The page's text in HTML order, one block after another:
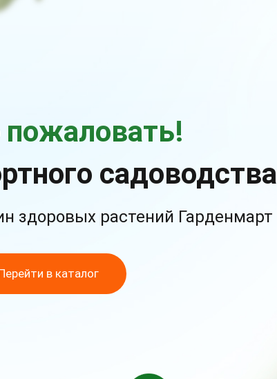
садоводства
здоровых растений Гарденмарт
в каталог